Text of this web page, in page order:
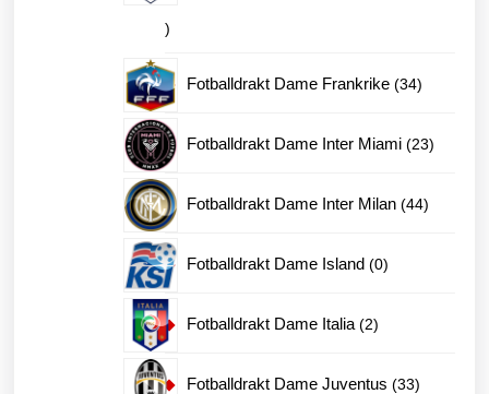
10
produkter
Fotballdrakt Dame Frankrike 3434
Fotballdrakt Dame Inter Miami 2323
Fotballdrakt Dame Inter Milan 4444
Fotballdrakt Dame Island 00
Fotballdrakt Dame Italia 22
Fotballdrakt Dame Juventus 3333